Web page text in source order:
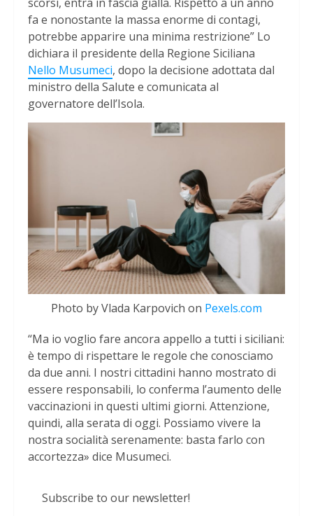
fa e nonostante la massa enorme di contagi,
potrebbe apparire una minima restrizione” Lo
dichiara il presidente della Regione Siciliana
Nello Musumeci, dopo la decisione adottata dal
ministro della Salute e comunicata al
governatore dell’Isola.
Photo by Vlada Karpovich on Pexels.com
“Ma io voglio fare ancora appello a tutti i siciliani:
è tempo di rispettare le regole che conosciamo
da due anni. I nostri cittadini hanno mostrato di
essere responsabili, lo conferma l’aumento delle
vaccinazioni in questi ultimi giorni. Attenzione,
quindi, alla serata di oggi. Possiamo vivere la
nostra socialità serenamente: basta farlo con
accortezza» dice Musumeci.
Subscribe to our newsletter!